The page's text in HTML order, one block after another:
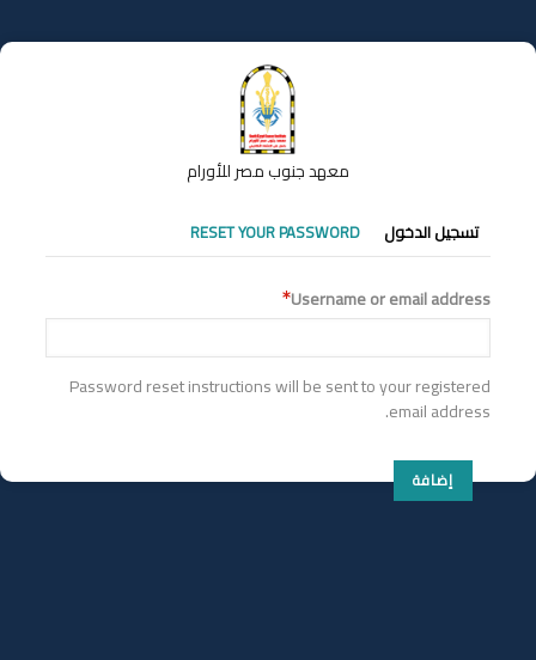
إلى
المحتوى
معهد جنوب مصر للأورام
التبويبات
الأساسية
تسجيل الدخول RESET YOUR PASSWORD
Username or email address
Password reset instructions will be sent to your registered
email address.